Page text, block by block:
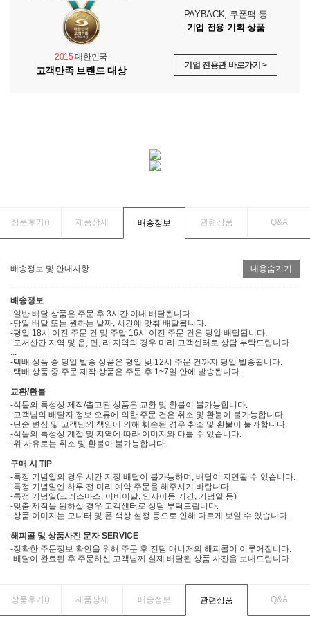
2015 대한민국
고객만족 브랜드 대상
PAYBACK, 쿠폰팩 등
기업 전용 기획 상품
기업 전용관 바로가기 >
상품후기() 제품상세 배송정보 관련상품 Q&A
배송정보 및 안내사항 내용숨기기
배송정보
-일반 배달 상품은 주문 후 3시간 이내 배달됩니다.
-당일 배달 또는 원하는 날짜, 시간에 맞춰 배달됩니다.
-평일 18시 이전 주문 건 및 주말 16시 이전 주문 건은 당일 배달됩니다.
-도서산간 지역 및 읍, 면, 리 지역의 경우 미리 고객센터로 상담 부탁드립니다.
-택배 상품 중 당일 발송 상품은 평일 낮 12시 주문 건까지 당일 발송됩니다.
-택배 상품 중 주문 제작 상품은 주문 후 1~7일 안에 발송됩니다.
교환/환불
-식물의 특성상 제작/출고된 상품은 교환 및 환불이 불가능합니다.
-고객님의 배달지 정보 오류에 의한 주문 건은 취소 및 환불이 불가능합니다.
-단순 변심 및 고객님의 책임에 의해 훼손된 경우 취소 및 환불이 불가합니다.
-식물의 특성상 계절 및 지역에 따라 이미지와 다를 수 있습니다.
-위 사유로는 취소 및 환불이 불가능합니다.
구매 시 TIP
-특정 기념일의 경우 시간 지정 배달이 불가능하며, 배달이 지연될 수 있습니다.
-특정 기념일엔 하루 전 미리 예약 주문을 해주시기 바랍니다.
-특정 기념일(크리스마스, 어버이날, 인사이동 기간, 기념일 등)
-맞춤 제작을 원하실 경우 고객센터로 상담 부탁드립니다.
-상품 이미지는 모니터 및 폰 색상 설정 등으로 인해 다르게 보일 수 있습니다.
해피콜 및 상품사진 문자 SERVICE
-정확한 주문정보 확인을 위해 주문 후 전담 매니저의 해피콜이 이루어집니다.
-배달이 완료된 후 주문하신 고객님께 실제 배달된 상품 사진을 보내드립니다.
상품후기() 제품상세 배송정보 관련상품 Q&A